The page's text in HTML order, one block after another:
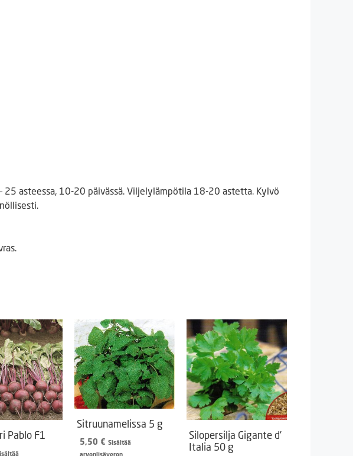
25 asteessa, 10-20 päivässä. Viljelylämpötila 18-20 astetta. Kylvö
Pablo F1
Sitruunamelissa 5 g
5,50 € Sisältää
arvonlisäveron
Silopersilja Gigante d’
Italia 50 g